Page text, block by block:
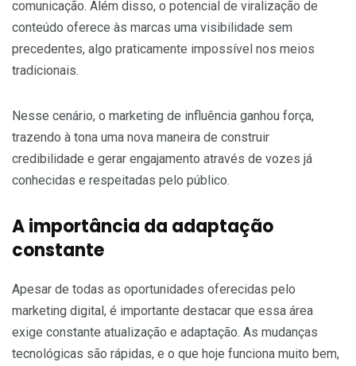
comunicação. Além disso, o potencial de viralização de
conteúdo oferece às marcas uma visibilidade sem
precedentes, algo praticamente impossível nos meios
tradicionais.
Nesse cenário, o marketing de influência ganhou força,
trazendo à tona uma nova maneira de construir
credibilidade e gerar engajamento através de vozes já
conhecidas e respeitadas pelo público.
A importância da adaptação
constante
Apesar de todas as oportunidades oferecidas pelo
marketing digital, é importante destacar que essa área
exige constante atualização e adaptação. As mudanças
tecnológicas são rápidas, e o que hoje funciona muito bem,